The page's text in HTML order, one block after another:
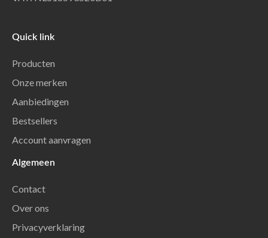
Quick link
Producten
Onze merken
Aanbiedingen
Bestsellers
Account aanvragen
Algemeen
Contact
Over ons
Privacyverklaring